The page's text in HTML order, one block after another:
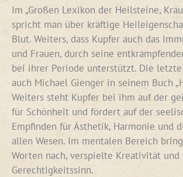
Im „Großen Lexikon der Heilsteine,
spricht man über kräftige
Blut. Weiters, dass Kupfer auch das
und Frauen, durch seine
bei ihrer Periode unterstützt. Die letzte
auch Michael Gienger in seinem Buch
Weiters steht Kupfer bei ihm auf der
für Schönheit und fördert auf der
Empfinden für Ästhetik, Harmonie und
allen Wesen. Im mentalen Bereich
Worten nach, verspielte Kreativität
Gerechtigkeitssinn.